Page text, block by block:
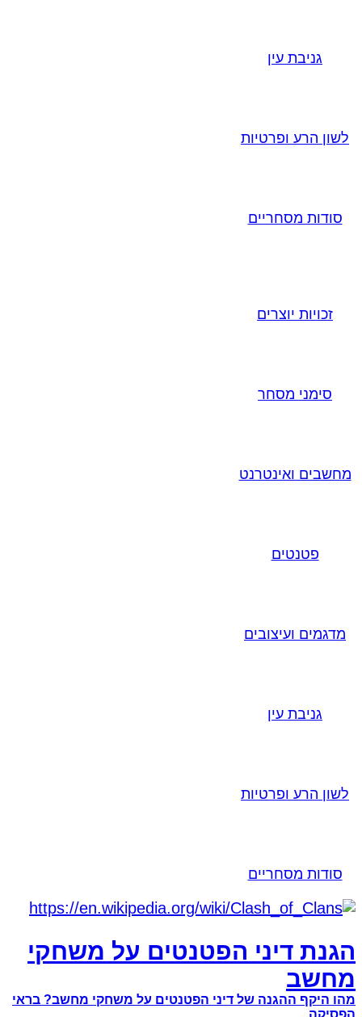
גניבת עין
לשון הרע ופרטיות
סודות מסחריים
זכויות יוצרים
סימני מסחר
מחשבים ואינטרנט
פטנטים
מדגמים ועיצובים
גניבת עין
לשון הרע ופרטיות
סודות מסחריים
הגנת דיני הפטנטים על משחקי
מחשב
מהו היקף ההגנה של דיני הפטנטים על משחקי מחשב? בראי
הפסיקה